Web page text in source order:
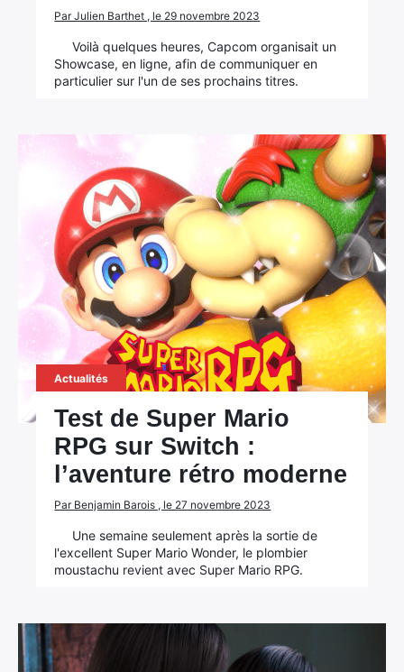
Par Julien Barthet , le 29 novembre 2023
Voilà quelques heures, Capcom organisait un
Showcase, en ligne, afin de communiquer en
particulier sur l'un de ses prochains titres.
Actualités
Test de Super Mario
RPG sur Switch :
l’aventure rétro moderne
Par Benjamin Barois , le 27 novembre 2023
Une semaine seulement après la sortie de
l'excellent Super Mario Wonder, le plombier
moustachu revient avec Super Mario RPG.